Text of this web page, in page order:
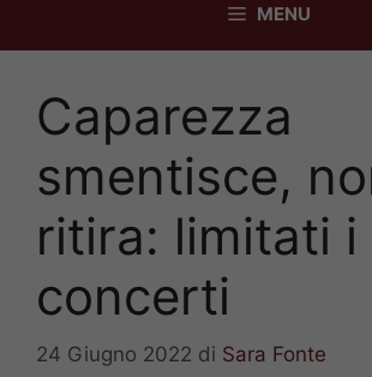
MENU
Caparezza
smentisce,
ritira: limitati i
concerti
24 Giugno 2022 di Sara Fonte